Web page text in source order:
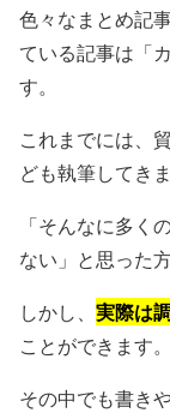
色々なまとめ記
ている記事は「
す。
これまでには、
ども執筆してきま
「そんなに多く
ない 」と思った
しかし、 実際は
ことができます。
その中でも書き